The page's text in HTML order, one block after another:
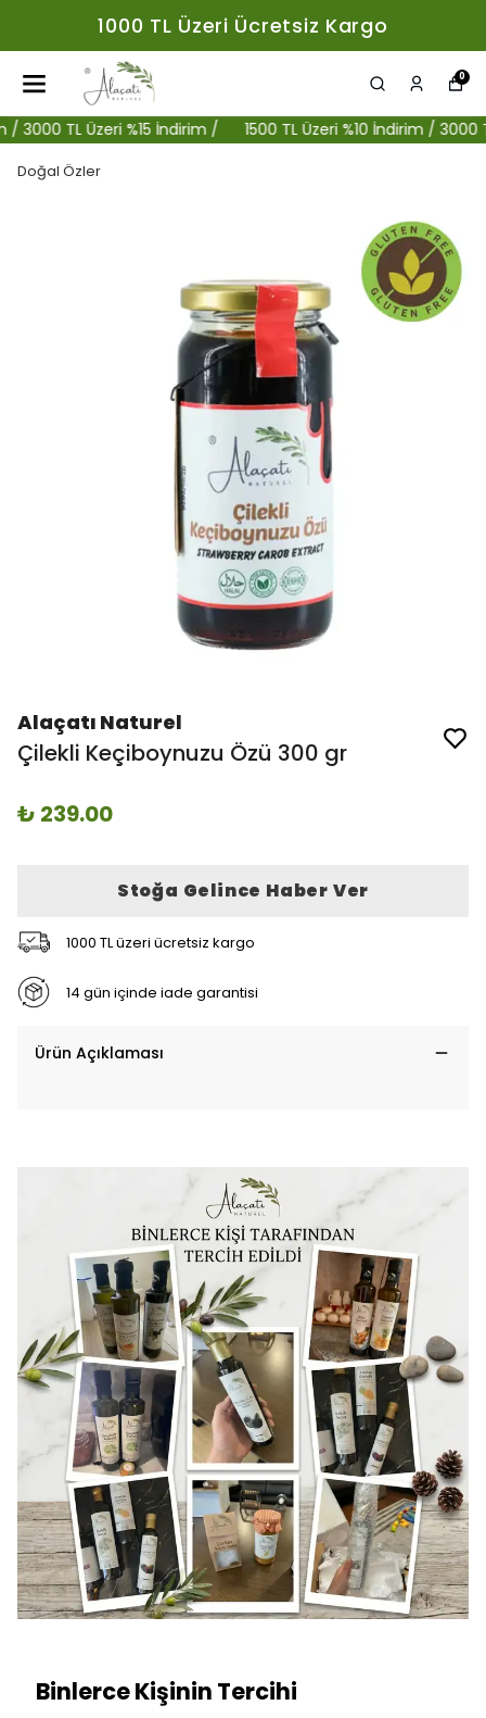
1000 TL Üzeri Ücretsiz Kargo
0
TL Üzeri %15 İndirim / 1500 TL Üzeri %10 İndirim / 3000 TL
Doğal Özler
Alaçatı Naturel
Çilekli Keçiboynuzu Özü 300 gr
₺ 239.00
Stoğa Gelince Haber Ver
1000 TL üzeri ücretsiz kargo
14 gün içinde iade garantisi
Ürün Açıklaması
Binlerce Kişinin Tercihi